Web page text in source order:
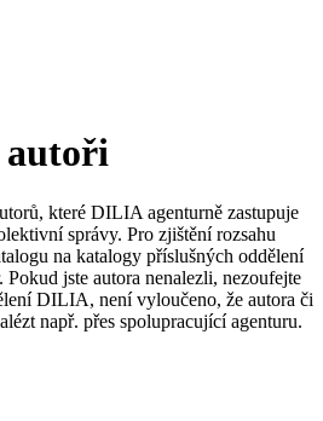
autoři
které DILIA agenturně zastupuje
správy. Pro zjištění rozsahu
na katalogy příslušných oddělení
jste autora nenalezli, nezoufejte
DILIA, není vyloučeno, že autora či
např. přes spolupracující agenturu.